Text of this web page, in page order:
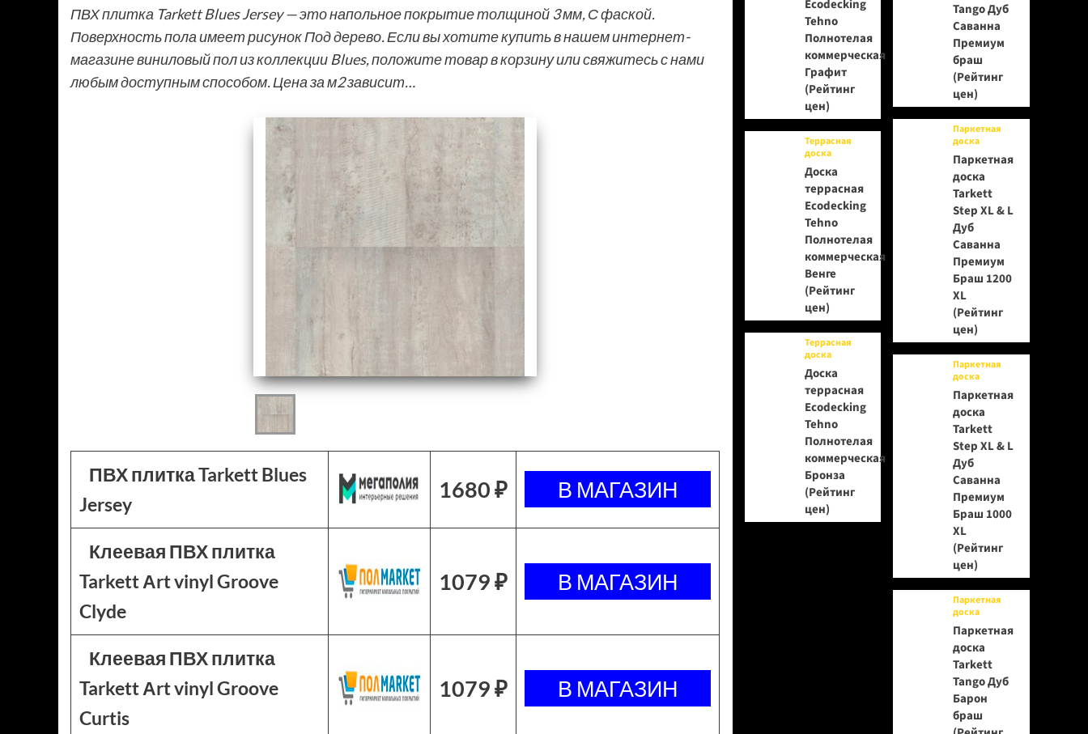
ПВХ плитка Tarkett Blues Jersey — это напольное покрытие толщиной 3 мм, С фаской.
Поверхность пола имеет рисунок Под дерево. Если вы хотите купить в нашем интернет-
магазине виниловый пол из коллекции Blues, положите товар в корзину или свяжитесь с нами
любым доступным способом. Цена за м2 зависит…
ПВХ плитка Tarkett Blues
Jersey
1680 ₽
Клеевая ПВХ плитка
Tarkett Аrt vinyl Groove
Clyde
1079 ₽
Клеевая ПВХ плитка
Tarkett Аrt vinyl Groove
Curtis
1079 ₽
Ecodecking
Tehno
Полнотелая
коммерческая
Графит
(Рейтинг
цен)
Террасная
доска
Доска
террасная
Ecodecking
Tehno
Полнотелая
коммерческая
Венге
(Рейтинг
цен)
Террасная
доска
Доска
террасная
Ecodecking
Tehno
Полнотелая
коммерческая
Бронза
(Рейтинг
цен)
Tango Дуб
Саванна
Премиум
браш
(Рейтинг
цен)
Паркетная
доска
Паркетная
доска
Tarkett
Step XL & L
Дуб
Саванна
Премиум
Браш 1200
XL
(Рейтинг
цен)
Паркетная
доска
Паркетная
доска
Tarkett
Step XL & L
Дуб
Саванна
Премиум
Браш 1000
XL
(Рейтинг
цен)
Паркетная
доска
Паркетная
доска
Tarkett
Tango Дуб
Барон
браш